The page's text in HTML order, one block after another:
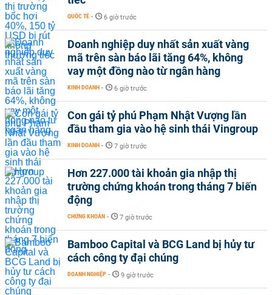
QUỐC TẾ - 6 giờ trước
Doanh nghiệp duy nhất sản xuất vàng
mã trên sàn báo lãi tăng 64%, không
vay một đồng nào từ ngân hàng
KINH DOANH - 6 giờ trước
Con gái tỷ phú Phạm Nhật Vượng lần
đầu tham gia vào hệ sinh thái Vingroup
KINH DOANH - 7 giờ trước
Hơn 227.000 tài khoản gia nhập thị
trường chứng khoán trong tháng 7 biến
động
CHỨNG KHOÁN - 7 giờ trước
Bamboo Capital và BCG Land bị hủy tư
cách công ty đại chúng
DOANH NGHIỆP - 9 giờ trước